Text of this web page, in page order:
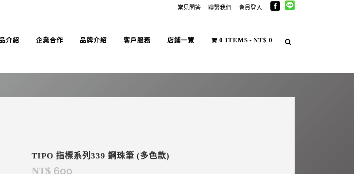
常見問答 聯繫我們 會員登入
介紹 企業合作 品牌介紹 客戶服務 店鋪一覽 0 ITEMS NT$ 0
TIPO 指標系列339 鋼珠筆 (多色款)
NT$ 600